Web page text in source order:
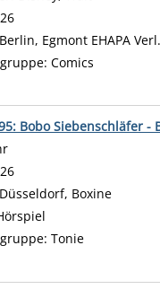
Berlin, Egmont EHAPA Verl.
Comics
Bobo Siebenschläfer -
diesem Verfasser
Düsseldorf, Boxine
Tonie